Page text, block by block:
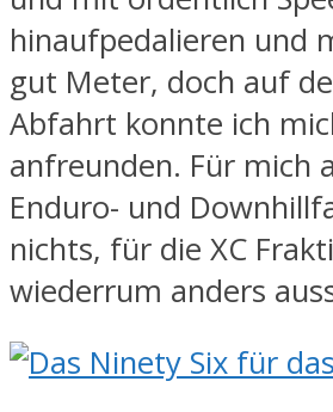
hinaufpedalieren und
gut Meter, doch auf
Abfahrt konnte ich
anfreunden. Für mich
Enduro- und
nichts, für die XC
wiederrum anders